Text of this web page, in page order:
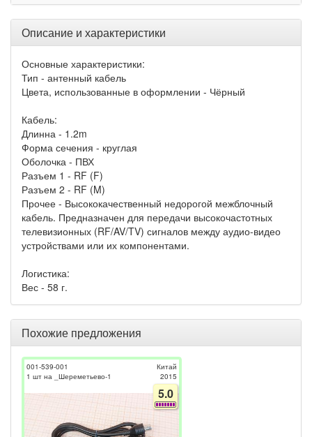
Описание и характеристики
Основные характеристики:
Тип - антенный кабель
Цвета, использованные в оформлении - Чёрный
Кабель:
Длинна - 1.2m
Форма сечения - круглая
Оболочка - ПВХ
Разъем 1 - RF (F)
Разъем 2 - RF (M)
Прочее - Высококачественный недорогой межблочный
кабель. Предназначен для передачи высокочастотных
телевизионных (RF/AV/TV) сигналов между аудио-видео
устройствами или их компонентами.
Логистика:
Вес - 58 г.
Похожие предложения
001-539-001
1 шт на _Шереметьево-1
Китай
2015
5.0